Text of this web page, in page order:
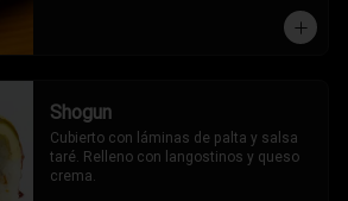
Shogun
Cubierto con láminas de palta y salsa
taré. Relleno con langostinos y queso
crema.